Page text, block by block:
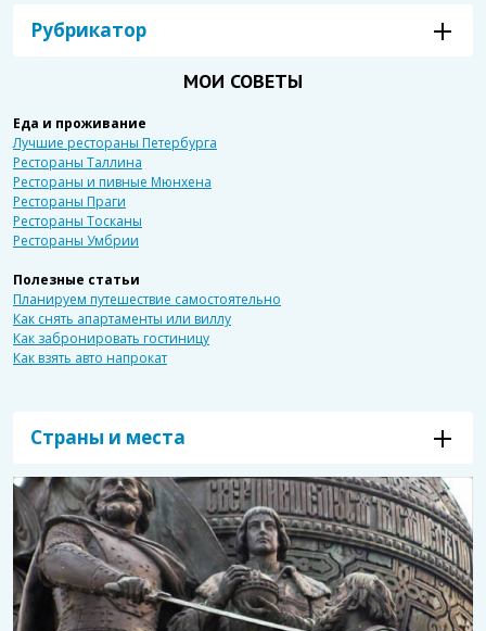
Рубрикатор
МОИ СОВЕТЫ
Еда и проживание
Лучшие рестораны Петербурга
Рестораны Таллина
Рестораны и пивные Мюнхена
Рестораны Праги
Рестораны Тосканы
Рестораны Умбрии
Полезные статьи
Планируем путешествие самостоятельно
Как снять апартаменты или виллу
Как забронировать гостиницу
Как взять авто напрокат
Страны и места